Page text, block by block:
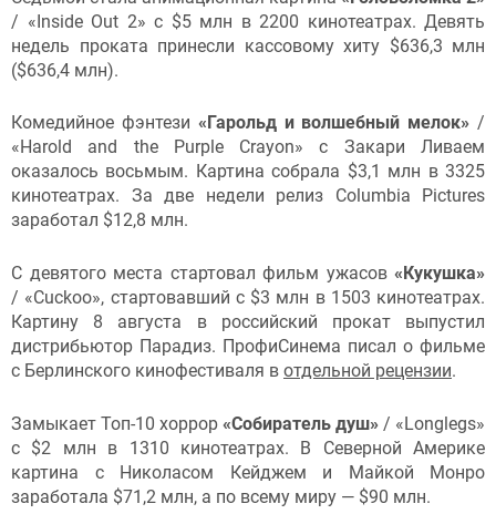
/ «Inside Out 2» с $5 млн в 2200 кинотеатрах. Девять
недель проката принесли кассовому хиту $636,3 млн
($636,4 млн).
Комедийное фэнтези «Гарольд и волшебный мелок» /
«Harold and the Purple Crayon» с Закари Ливаем
оказалось восьмым. Картина собрала $3,1 млн в 3325
кинотеатрах. За две недели релиз Columbia Pictures
заработал $12,8 млн.
С девятого места стартовал фильм ужасов «Кукушка»
/ «Cuckoo», стартовавший с $3 млн в 1503 кинотеатрах.
Картину 8 августа в российский прокат выпустил
дистрибьютор Парадиз. ПрофиСинема писал о фильме
с Берлинского кинофестиваля в отдельной рецензии.
Замыкает Топ-10 хоррор «Собиратель душ» / «Longlegs»
с $2 млн в 1310 кинотеатрах. В Северной Америке
картина с Николасом Кейджем и Майкой Монро
заработала $71,2 млн, а по всему миру — $90 млн.